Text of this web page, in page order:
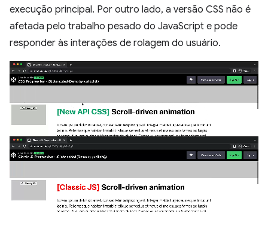
execução principal. Por outro lado, a versão CSS não é
afetada pelo trabalho pesado do JavaScript e pode
responder às interações de rolagem do usuário.